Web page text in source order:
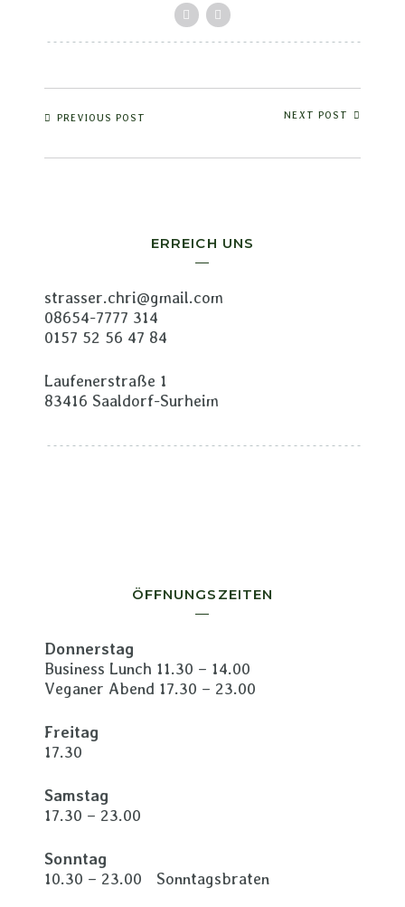
PREVIOUS POST NEXT POST
ERREICH UNS
strasser.chri@gmail.com
08654-7777 314
0157 52 56 47 84
Laufenerstraße 1
83416 Saaldorf-Surheim
ÖFFNUNGSZEITEN
Donnerstag
Business Lunch 11.30 – 14.00
Veganer Abend 17.30 – 23.00
Freitag
17.30
Samstag
17.30 – 23.00
Sonntag
10.30 – 23.00 Sonntagsbraten